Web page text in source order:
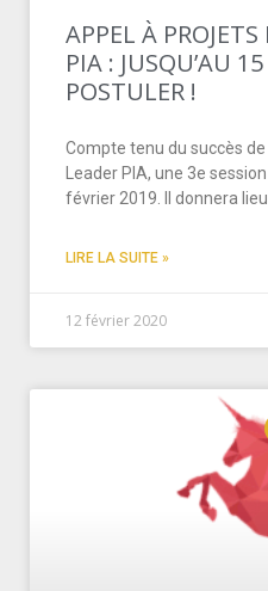
APPEL À
PIA : JUSQU’AU
POSTULER !
Compte tenu du succès de
Leader PIA, une 3e
février 2019. Il donnera
LIRE LA SUITE »
12 février 2020